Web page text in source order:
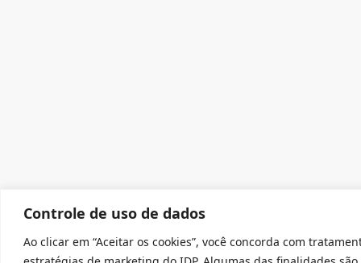
Controle de uso de dados
Ao clicar em “Aceitar os cookies”, você concorda com